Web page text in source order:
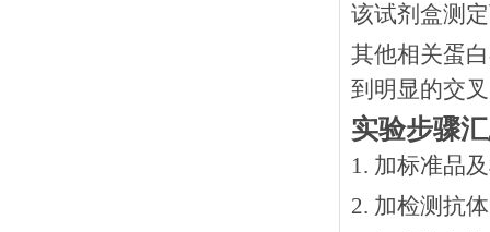
该试剂盒测
其他相关蛋
到明显的交
实验步骤
1. 加标准品
2. 加检测抗